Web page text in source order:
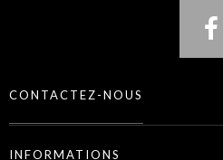
CONTACTEZ-NOUS
INFORMATIONS